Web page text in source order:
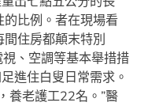
的比例。者在現場看
間住房都顛末特別
、空調等基本舉措措
進住白叟日常需求。
養老護工22名。”醫